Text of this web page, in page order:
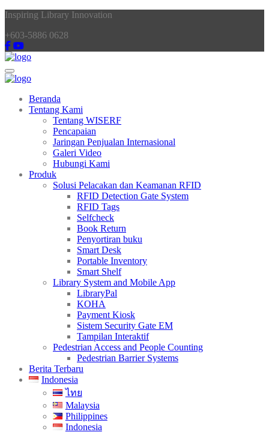
Inspiring Library Innovation
+603-5886 0628
Toggle navigation
Beranda
Tentang Kami
Tentang WISERF
Pencapaian
Jaringan Penjualan Internasional
Galeri Video
Hubungi Kami
Produk
Solusi Pelacakan dan Keamanan RFID
RFID Detection Gate System
RFID Tags
Selfcheck
Book Return
Penyortiran buku
Smart Desk
Portable Inventory
Smart Shelf
Library System and Mobile App
LibraryPal
KOHA
Payment Kiosk
Sistem Security Gate EM
Tampilan Interaktif
Pedestrian Access and People Counting
Pedestrian Barrier Systems
Berita Terbaru
Indonesia
ไทย
Malaysia
Philippines
Indonesia